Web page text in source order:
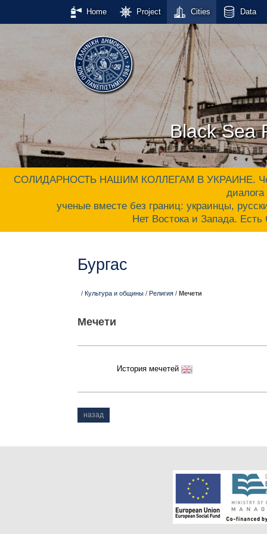
Home Project Cities Data
Black Sea
СОЛИДАРНОСТЬ НАШИМ КОЛЛЕГАМ В УКРАИНЕ.
ученые вместе без границ: украинцы,
Нет Востока и Запада.
Бургас
/ Культура и общины / Религия / Мечети
Мечети
История мечетей
назад